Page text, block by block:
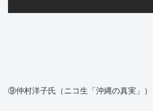
⑨仲村洋子氏（ニコ生「沖縄の真実」）